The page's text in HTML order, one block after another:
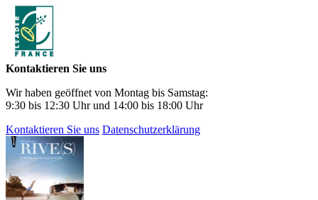
Kontaktieren Sie uns
Wir haben geöffnet von Montag bis Samstag:
9:30 bis 12:30 Uhr und 14:00 bis 18:00 Uhr
Kontaktieren Sie uns Datenschutzerklärung